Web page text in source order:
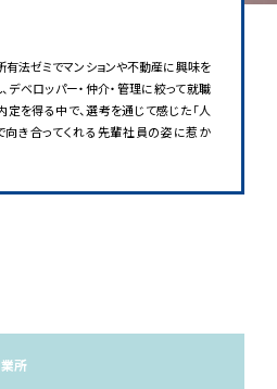
法ゼミでマンションや不動産に興味を
デベロッパー・仲介・管理に絞って就職
を得る中で、選考を通じて感じた「人
向き合ってくれる先輩社員の姿に惹か
所